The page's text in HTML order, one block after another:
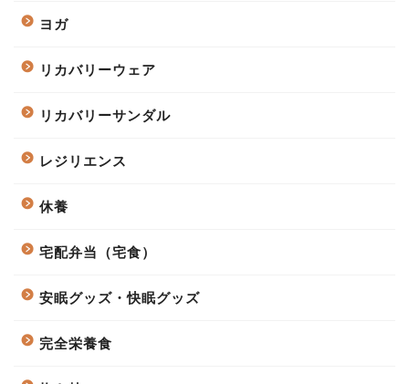
ヨガ
リカバリーウェア
リカバリーサンダル
レジリエンス
休養
宅配弁当（宅食）
安眠グッズ・快眠グッズ
完全栄養食